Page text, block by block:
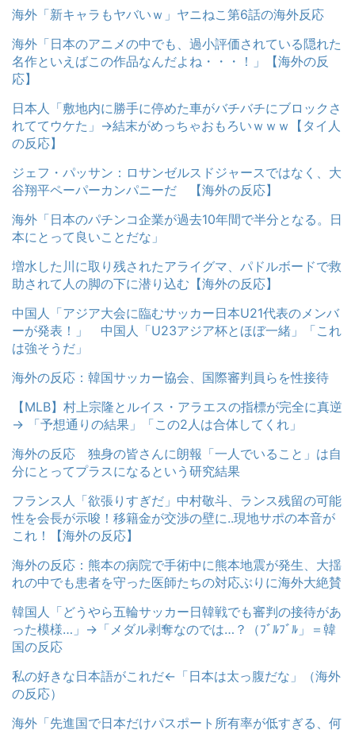
海外「新キャラもヤバいｗ」ヤニねこ第6話の海外反応
海外「日本のアニメの中でも、過小評価されている隠れた
名作といえばこの作品なんだよね・・・！」【海外の反
応】
日本人「敷地内に勝手に停めた車がバチバチにブロックさ
れててウケた」→結末がめっちゃおもろいｗｗｗ【タイ人
の反応】
ジェフ・パッサン：ロサンゼルスドジャースではなく、大
谷翔平ペーパーカンパニーだ 【海外の反応】
海外「日本のパチンコ企業が過去10年間で半分となる。日
本にとって良いことだな」
増水した川に取り残されたアライグマ、パドルボードで救
助されて人の脚の下に潜り込む【海外の反応】
中国人「アジア大会に臨むサッカー日本U21代表のメンバ
ーが発表！」 中国人「U23アジア杯とほぼ一緒」「これ
は強そうだ」
海外の反応：韓国サッカー協会、国際審判員らを性接待
【MLB】村上宗隆とルイス・アラエスの指標が完全に真逆
→ 「予想通りの結果」「この2人は合体してくれ」
海外の反応 独身の皆さんに朗報「一人でいること」は自
分にとってプラスになるという研究結果
フランス人「欲張りすぎだ」中村敬斗、ランス残留の可能
性を会長が示唆！移籍金が交渉の壁に..現地サポの本音が
これ！【海外の反応】
海外の反応：熊本の病院で手術中に熊本地震が発生、大揺
れの中でも患者を守った医師たちの対応ぶりに海外大絶賛
韓国人「どうやら五輪サッカー日韓戦でも審判の接待があ
った模様…」→「メダル剥奪なのでは…？（ﾌﾞﾙﾌﾞﾙ」＝韓
国の反応
私の好きな日本語がこれだ←「日本は太っ腹だな」（海外
の反応）
海外「先進国で日本だけパスポート所有率が低すぎる、何